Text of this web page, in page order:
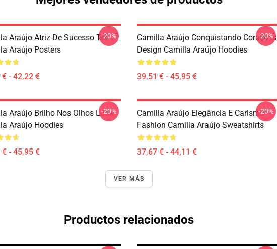
Araújo Atriz De Sucesso Tee
Araújo Posters
€ - 42,22 €
-20%
Camilla Araújo Conquistando Corações
Design Camilla Araújo Hoodies
39,51 € - 45,95 €
-20%
Araújo Brilho Nos Olhos Look
Araújo Hoodies
- 45,95 €
-20%
Camilla Araújo Elegância E Carisma
Fashion Camilla Araújo Sweatshirts
37,67 € - 44,11 €
-20%
VER MÁS
Productos relacionados